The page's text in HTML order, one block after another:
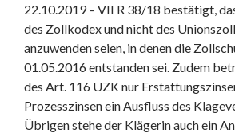
22.10.2019 – VII R 38/18 bestätigt,
des Zollkodex und nicht des
anzuwenden seien, in denen die
01.05.2016 entstanden sei. Zudem
des Art. 116 UZK nur
Prozesszinsen ein Ausfluss des
Übrigen stehe der Klägerin auch ein